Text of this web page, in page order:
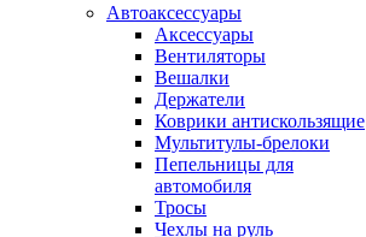
Автоаксессуары
Аксессуары
Вентиляторы
Вешалки
Держатели
Коврики антискользящие
Мультитулы-брелоки
Пепельницы для
автомобиля
Тросы
Чехлы на руль